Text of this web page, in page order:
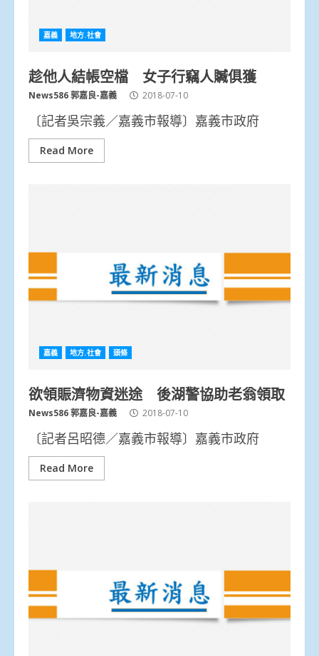
嘉義 地方.社會
趁他人結帳空檔 女子行竊人贓俱獲
News586 郭嘉良-嘉義 2018-07-10
〔記者吳宗義／嘉義市報導〕嘉義市政府
Read More
嘉義 地方.社會 頭條
欲領賑濟物資迷途 後湖警協助老翁領取
News586 郭嘉良-嘉義 2018-07-10
〔記者呂昭德／嘉義市報導〕嘉義市政府
Read More